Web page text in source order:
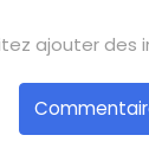
ajouter des